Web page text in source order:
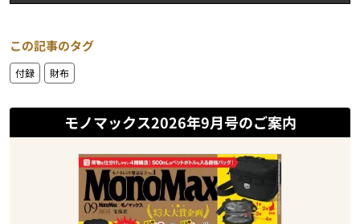
この記事のタグ
付録 財布
モノマックス2026年9月号のご案内